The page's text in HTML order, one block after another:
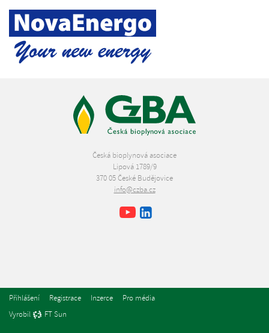
Česká bioplynová asociace
Lipová 1789/9
370 05 České Budějovice
info@czba.cz
Facebook
Youtube
Přihlášení Registrace Inzerce
Pro média
Vyrobil
FT Sun